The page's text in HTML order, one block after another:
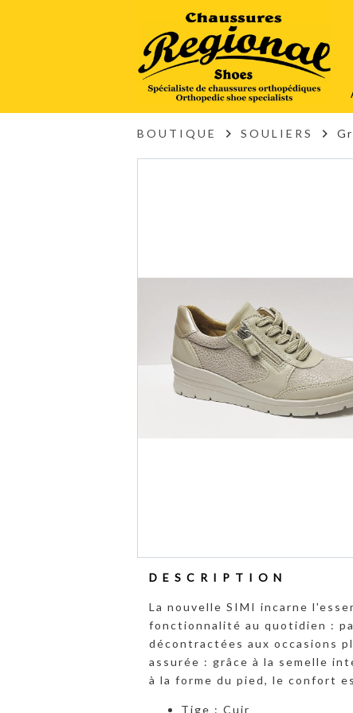
BOUTIQUE SOULIERS
DESCRIPTION
La nouvelle SIMI incarne
fonctionnalité au quotidien :
décontractées aux occasions
assurée : grâce à la semelle
à la forme du pied, le confort
Tige : Cuir